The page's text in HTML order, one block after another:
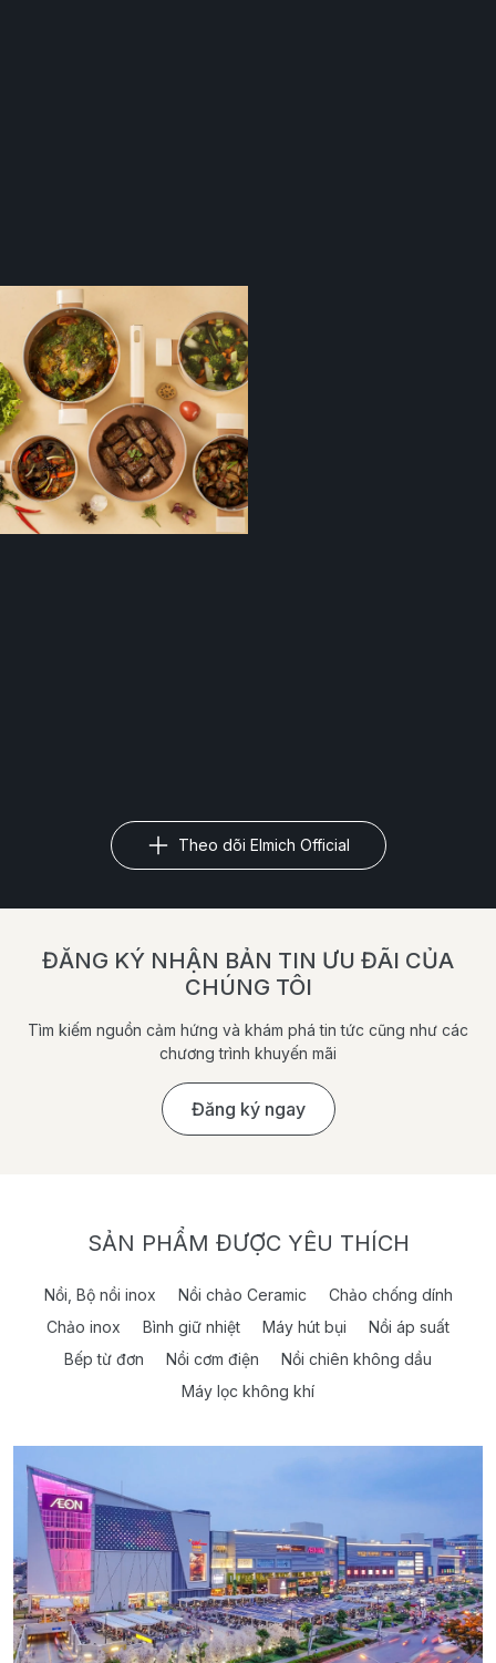
Theo dõi Elmich Official
ĐĂNG KÝ NHẬN BẢN TIN ƯU ĐÃI CỦA
CHÚNG TÔI
Tìm kiếm nguồn cảm hứng và khám phá tin tức cũng như các
chương trình khuyến mãi
Đăng ký ngay
SẢN PHẨM ĐƯỢC YÊU THÍCH
Nồi, Bộ nồi inox Nồi chảo Ceramic
Chảo chống dính
Chảo inox
Bình giữ nhiệt Máy hút bụi
Nồi áp suất
Bếp từ đơn
Nồi cơm điện
Nồi chiên không dầu
Máy lọc không khí